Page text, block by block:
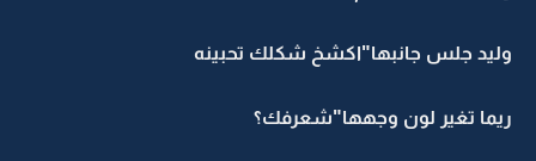
وليد جلس جانبها"اكشخ شكلك تحبينه
ريما تغير لون وجهها"شعرفك؟